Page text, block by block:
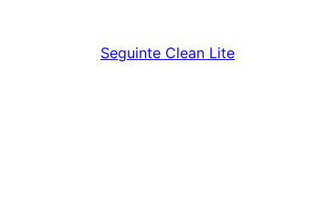
Seguinte Clean Lite